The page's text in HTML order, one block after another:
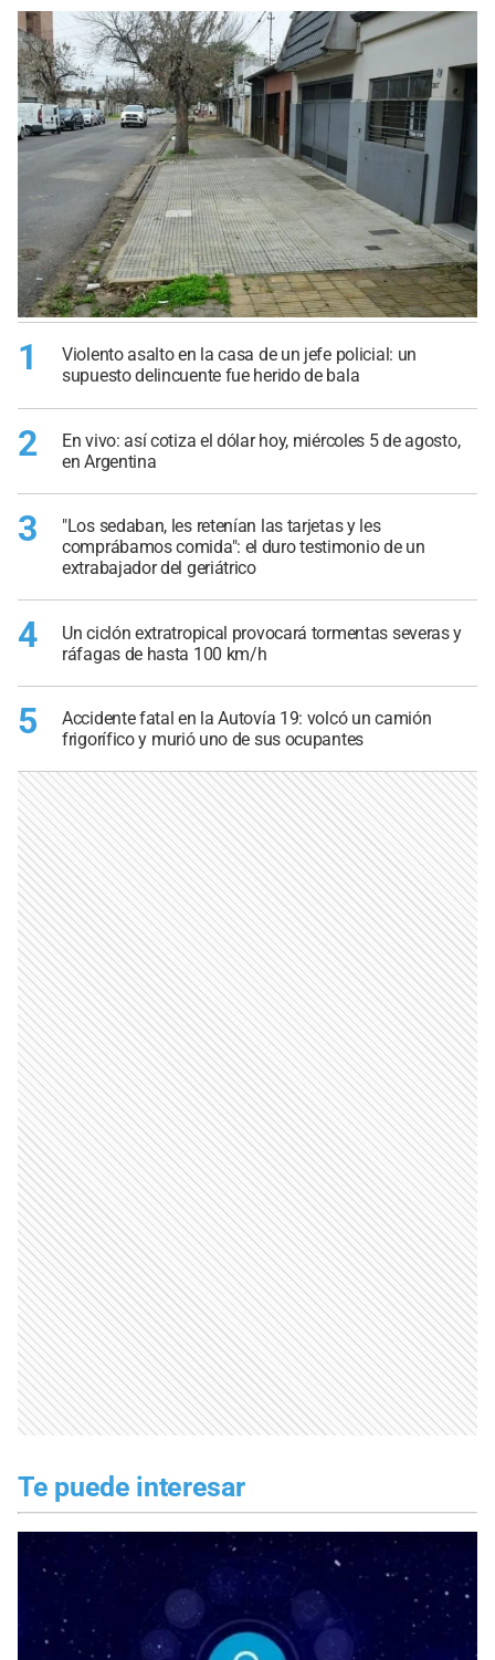
1
Violento asalto en la casa de un jefe policial: un
supuesto delincuente fue herido de bala
2
En vivo: así cotiza el dólar hoy, miércoles 5 de agosto,
en Argentina
3
"Los sedaban, les retenían las tarjetas y les
comprábamos comida": el duro testimonio de un
extrabajador del geriátrico
4
Un ciclón extratropical provocará tormentas severas y
ráfagas de hasta 100 km/h
5
Accidente fatal en la Autovía 19: volcó un camión
frigorífico y murió uno de sus ocupantes
Te puede interesar